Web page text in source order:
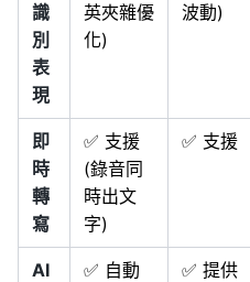
識
別
表
現
英夾雜優
化)
波動)
即
時
轉
寫
✅ 支援
(錄音同
時出文
字)
✅ 支援
AI
✅ 自動
✅ 提供